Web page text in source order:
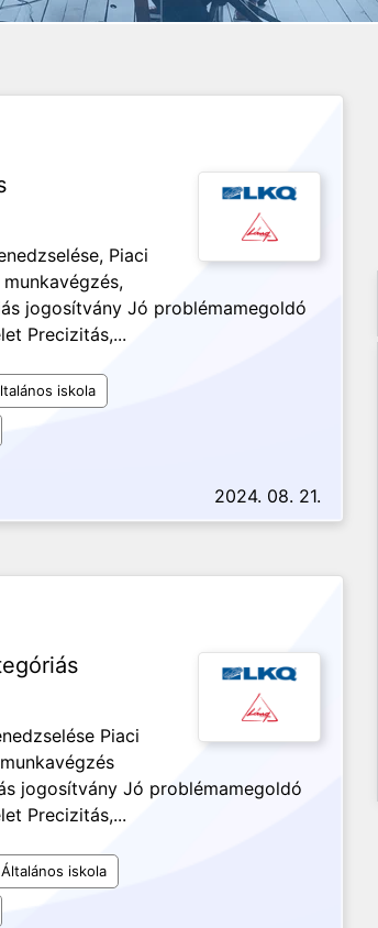
Piaci
jogosítvány Jó problémamegoldó
Precizitás,...
iskola
2024. 08. 21.
Piaci
jogosítvány Jó problémamegoldó
Precizitás,...
Általános iskola